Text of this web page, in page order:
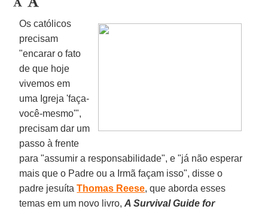
Os católicos
precisam
"encarar o fato
de que hoje
vivemos em
uma Igreja 'faça-
você-mesmo'",
precisam dar um
passo à frente
para "assumir a responsabilidade", e "já não esperar
mais que o Padre ou a Irmã façam isso", disse o
padre jesuítaThomas Reese, que aborda esses
temas em um novo livro,A Survival Guide for